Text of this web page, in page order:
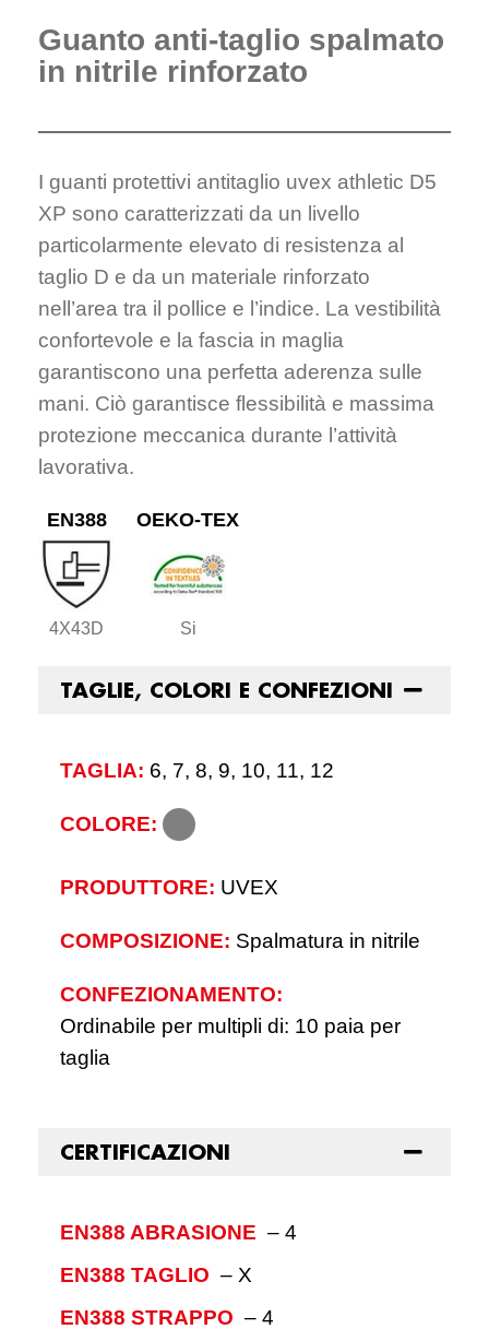
Guanto anti-taglio spalmato
in nitrile rinforzato
I guanti protettivi antitaglio uvex athletic D5
XP sono caratterizzati da un livello
particolarmente elevato di resistenza al
taglio D e da un materiale rinforzato
nell’area tra il pollice e l’indice. La vestibilità
confortevole e la fascia in maglia
garantiscono una perfetta aderenza sulle
mani. Ciò garantisce flessibilità e massima
protezione meccanica durante l’attività
lavorativa.
EN388
4X43D
OEKO-TEX
Si
TAGLIE, COLORI E CONFEZIONI
TAGLIA: 6, 7, 8, 9, 10, 11, 12
COLORE:
PRODUTTORE: UVEX
COMPOSIZIONE: Spalmatura in nitrile
CONFEZIONAMENTO:
Ordinabile per multipli di: 10 paia per
taglia
CERTIFICAZIONI
EN388 ABRASIONE – 4
EN388 TAGLIO – X
EN388 STRAPPO – 4